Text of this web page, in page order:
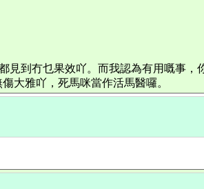
見到冇乜果效吖。而我認為有用嘅事
大雅吖，死馬咪當作活馬醫囉。